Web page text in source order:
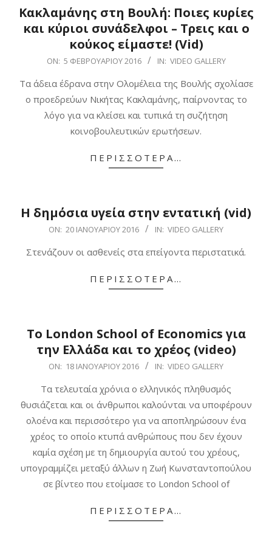
Κακλαμάνης στη Βουλή: Ποιες κυρίες
και κύριοι συνάδελφοι – Τρεις και ο
κούκος είμαστε! (Vid)
ON: 5 ΦΕΒΡΟΥΑΡΊΟΥ 2016 IN: VIDEO GALLERY
Τα άδεια έδρανα στην Ολομέλεια της Βουλής σχολίασε
ο προεδρεύων Νικήτας Κακλαμάνης, παίρνοντας το
λόγο για να κλείσει και τυπικά τη συζήτηση
κοινοβουλευτικών ερωτήσεων.
ΠΕΡΙΣΣΌΤΕΡΑ…
Η δημόσια υγεία στην εντατική (vid)
ON: 20 ΙΑΝΟΥΑΡΊΟΥ 2016 IN: VIDEO GALLERY
Στενάζουν οι ασθενείς στα επείγοντα περιστατικά.
ΠΕΡΙΣΣΌΤΕΡΑ…
Το London School of Economics για
την Ελλάδα και το χρέος (video)
ON: 18 ΙΑΝΟΥΑΡΊΟΥ 2016 IN: VIDEO GALLERY
Τα τελευταία χρόνια ο ελληνικός πληθυσμός
θυσιάζεται και οι άνθρωποι καλούνται να υποφέρουν
ολοένα και περισσότερο για να αποπληρώσουν ένα
χρέος το οποίο κτυπά ανθρώπους που δεν έχουν
καμία σχέση με τη δημιουργία αυτού του χρέους,
υπογραμμίζει μεταξύ άλλων η Ζωή Κωνσταντοπούλου
σε βίντεο που ετοίμασε το London School of
ΠΕΡΙΣΣΌΤΕΡΑ…